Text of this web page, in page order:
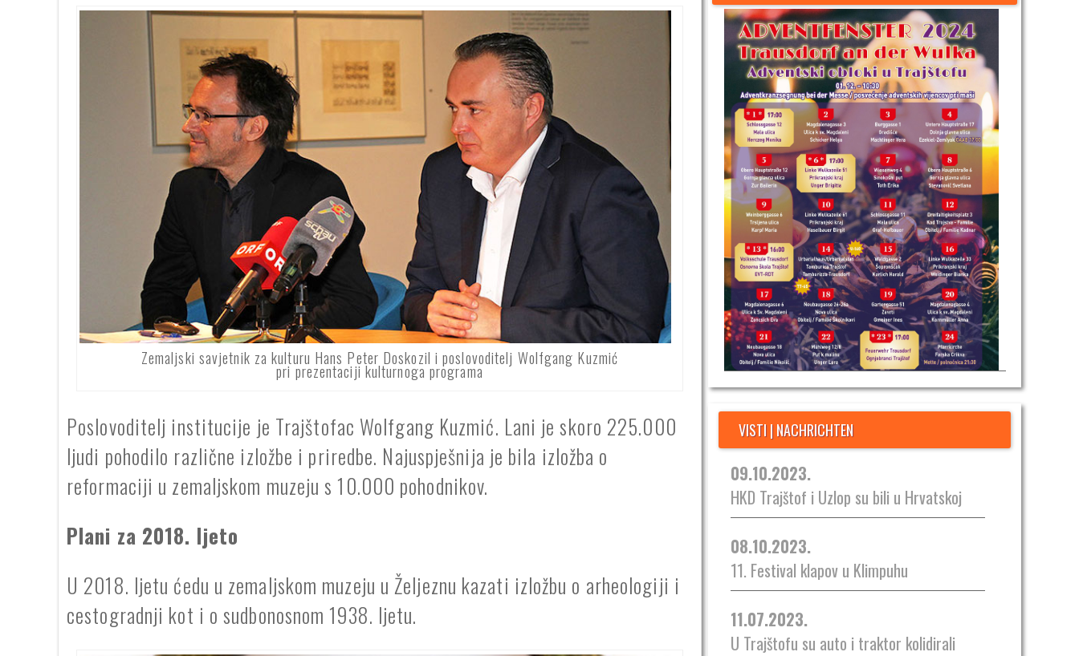
Zemaljski savjetnik za kulturu Hans Peter Doskozil i poslovoditelj Wolfgang Kuzmić
pri prezentaciji kulturnoga programa
Poslovoditelj institucije je Trajštofac Wolfgang Kuzmić. Lani je skoro 225.000
ljudi pohodilo različne izložbe i priredbe. Najuspješnija je bila izložba o
reformaciji u zemaljskom muzeju s 10.000 pohodnikov.
Plani za 2018. ljeto
U 2018. ljetu ćedu u zemaljskom muzeju u Željeznu kazati izložbu o arheologiji i
cestogradnji kot i o sudbonosnom 1938. ljetu.
VISTI | NACHRICHTEN
09.10.2023.
HKD Trajštof i Uzlop su bili u Hrvatskoj
08.10.2023.
11. Festival klapov u Klimpuhu
11.07.2023.
U Trajštofu su auto i traktor kolidirali